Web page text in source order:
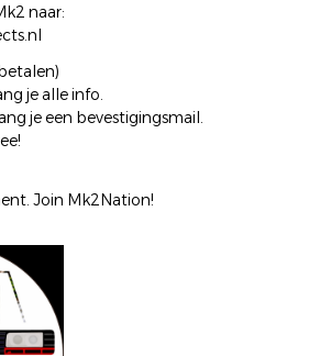
naar:
je alle info.
je een bevestigingsmail.
Join Mk2Nation!